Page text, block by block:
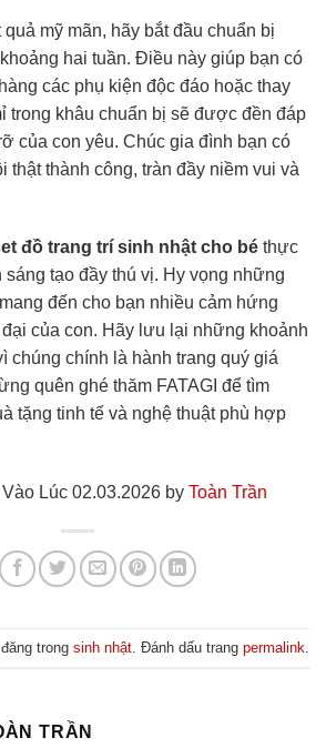
mỹ mãn, hãy bắt đầu chuẩn bị
hai tuần. Điều này giúp bạn có
các phụ kiện độc đáo hoặc thay
trong khâu chuẩn bị sẽ được đền đáp
của con yêu. Chúc gia đình bạn có
thật thành công, tràn đầy niềm vui và
đồ trang trí sinh nhật cho bé thực
tạo đầy thú vị. Hy vọng những
đến cho bạn nhiều cảm hứng
của con. Hãy lưu lại những khoảnh
chúng chính là hành trang quý giá
quên ghé thăm FATAGI để tìm
tặng tinh tế và nghệ thuật phù hợp
Lúc 02.03.2026 by Toàn Trần
trong sinh nhật . Đánh dấu trang permalink
TRẦN